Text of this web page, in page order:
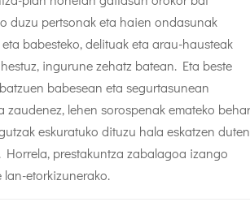
duzu pertsonak eta haien ondasunak
babesteko, delituak eta arau-hausteak
ingurune zehatz batean. Eta beste
babesean eta segurtasunean
zaudenez, lehen sorospenak emateko behar
eskuratuko dituzu hala eskatzen duten
Horrela, prestakuntza zabalagoa izango
lan-etorkizunerako.